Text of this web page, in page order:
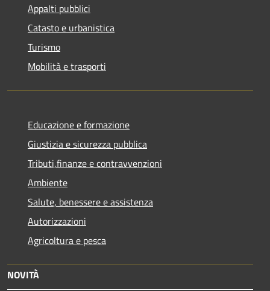
Appalti pubblici
Catasto e urbanistica
Turismo
Mobilità e trasporti
Educazione e formazione
Giustizia e sicurezza pubblica
Tributi,finanze e contravvenzioni
Ambiente
Salute, benessere e assistenza
Autorizzazioni
Agricoltura e pesca
NOVITÀ